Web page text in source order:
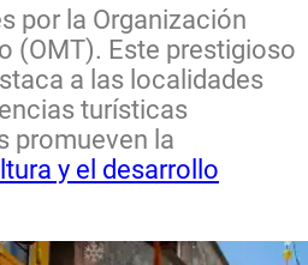
por la Organización
(OMT). Este prestigioso
a las localidades
turísticas
promueven la
y el desarrollo